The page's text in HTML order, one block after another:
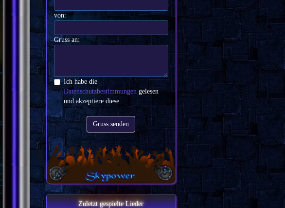
von:
Gruss an:
Ich habe die
Datenschutzbestimmungen gelesen
und akzeptiere diese.
Gruss senden
Zuletzt gespielte Lieder